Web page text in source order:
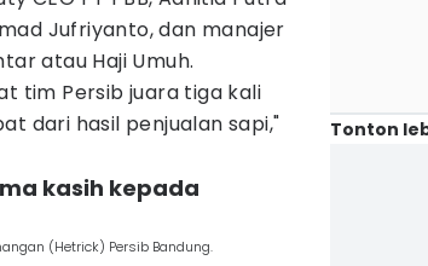
Jufriyanto, dan manajer
atau Haji Umuh.
tim Persib juara tiga kali
dari hasil penjualan sapi,"
kasih kepada
(Hetrick) Persib Bandung.
Tonton